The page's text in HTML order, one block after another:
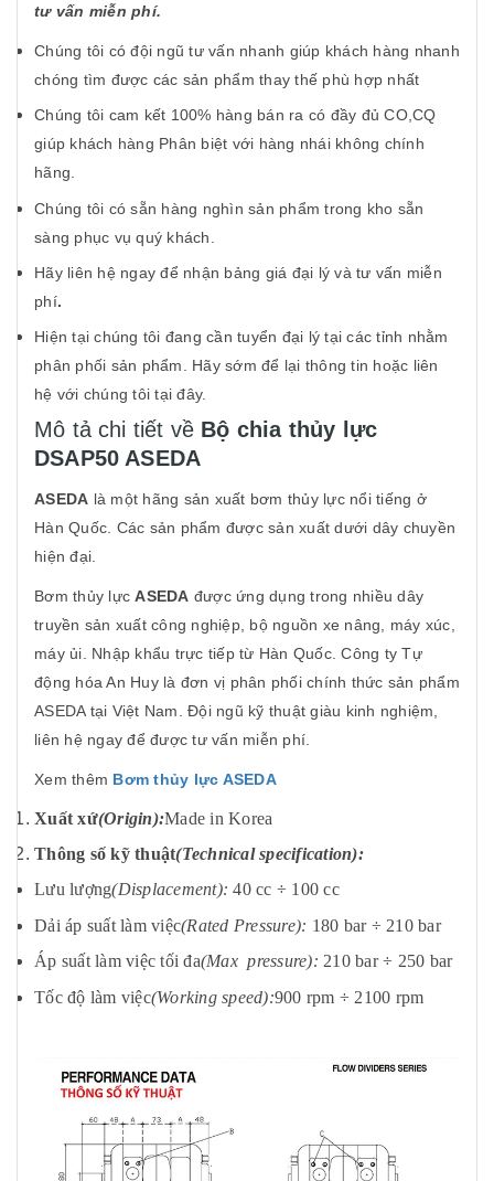
tư vấn miễn phí.
Chúng tôi có đội ngũ tư vấn nhanh giúp khách hàng nhanh
chóng tìm được các sản phẩm thay thế phù hợp nhất
Chúng tôi cam kết 100% hàng bán ra có đầy đủ CO,CQ
giúp khách hàng Phân biệt với hàng nhái không chính
hãng.
Chúng tôi có sẵn hàng nghìn sản phẩm trong kho sẵn
sàng phục vụ quý khách.
Hãy liên hệ ngay để nhận bảng giá đại lý và tư vấn miễn
phí.
Hiện tại chúng tôi đang cần tuyển đại lý tại các tỉnh nhằm
phân phối sản phẩm. Hãy sớm để lại thông tin hoặc liên
hệ với chúng tôi tại đây.
Mô tả chi tiết về Bộ chia thủy lực
DSAP50 ASEDA
ASEDA là một hãng sản xuất bơm thủy lực nổi tiếng ở
Hàn Quốc. Các sản phẩm được sản xuất dưới dây chuyền
hiện đại.
Bơm thủy lựcASEDA được ứng dụng trong nhiều dây
truyền sản xuất công nghiệp, bộ nguồn xe nâng, máy xúc,
máy ủi. Nhập khẩu trực tiếp từ Hàn Quốc. Công ty Tự
động hóa An Huy là đơn vị phân phối chính thức sản phẩm
ASEDA tại Việt Nam. Đội ngũ kỹ thuật giàu kinh nghiệm,
liên hệ ngay để được tư vấn miễn phí.
Xem thêm Bơm thủy lực ASEDA
Xuất xứ(Origin):Made in Korea
Thông số kỹ thuật(Technical specification):
Lưu lượng(Displacement):40 cc ÷ 100 cc
Dải áp suất làm việc(Rated Pressure): 180 bar ÷ 210 bar
Áp suất làm việc tối đa(Max pressure): 210 bar ÷ 250 bar
Tốc độ làm việc(Working speed):900 rpm ÷ 2100 rpm